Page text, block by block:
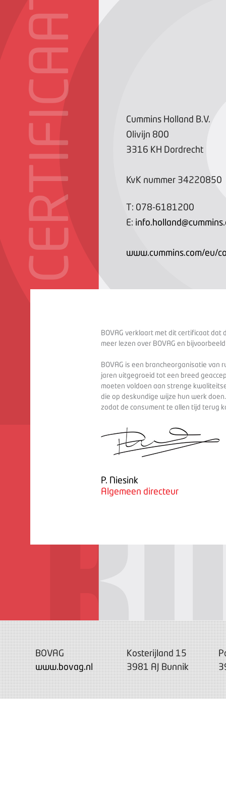
CERTIFICAAT
Cummins Holland B.V.
Olivijn 800
3316 KH Dordrecht
KvK nummer 34220850
T: 078-6181200
E:
www.cummins.com/eu/
BOVAG verklaart met dit certificaat dat
meer lezen over BOVAG en
BOVAG is een brancheorganisatie van
jaren uitgegroeid tot een breed
moeten voldoen aan strenge
die op deskundige wijze hun werk
zodat de consument te allen tijd terug
P. Niesink
Algemeen directeur
BOVAG
www.bovag.nl
Kosterijland 15
3981 AJ Bunnik